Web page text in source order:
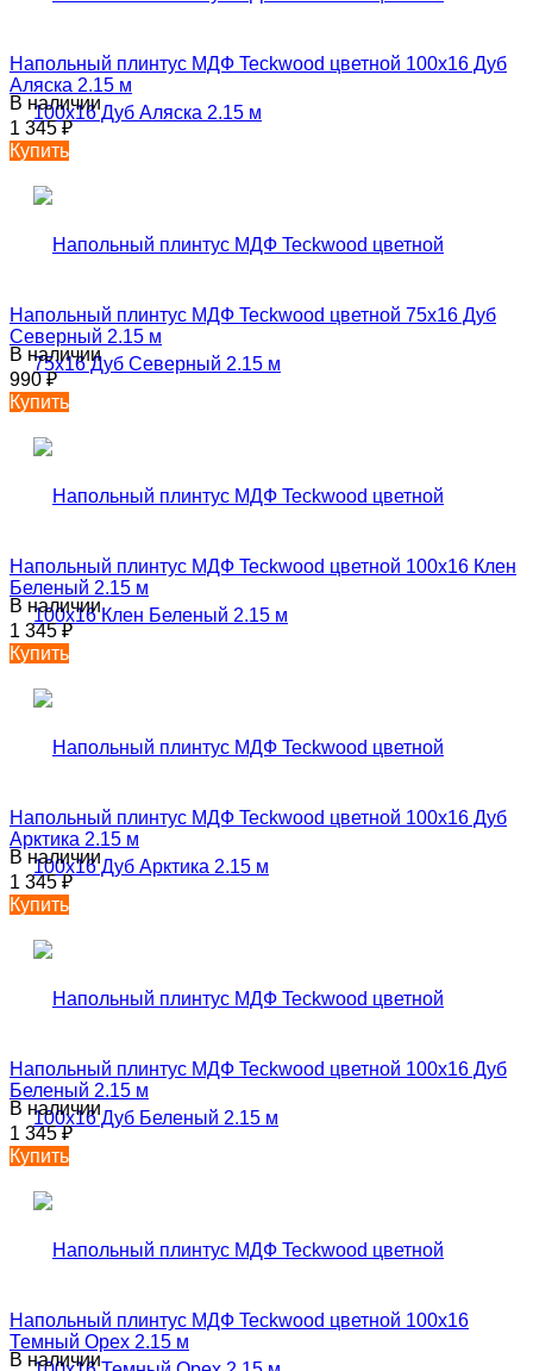
Напольный плинтус МДФ Teckwood цветной 100х16 Дуб
Аляска 2.15 м
В наличии
1 345₽
Купить
Напольный плинтус МДФ Teckwood цветной 75х16 Дуб
Северный 2.15 м
В наличии
990₽
Купить
Напольный плинтус МДФ Teckwood цветной 100х16 Клен
Беленый 2.15 м
В наличии
1 345₽
Купить
Напольный плинтус МДФ Teckwood цветной 100х16 Дуб
Арктика 2.15 м
В наличии
1 345₽
Купить
Напольный плинтус МДФ Teckwood цветной 100х16 Дуб
Беленый 2.15 м
В наличии
1 345₽
Купить
Напольный плинтус МДФ Teckwood цветной 100х16
Темный Орех 2.15 м
В наличии